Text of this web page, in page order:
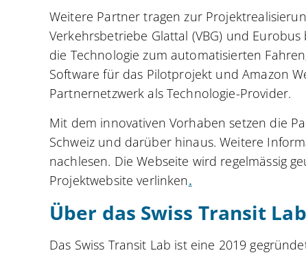
Weitere Partner tragen zur
Verkehrsbetriebe Glattal (VBG) und
die Technologie zum automatisierten
Software für das Pilotprojekt und Amazon
Partnernetzwerk als Technologie-Provider.
Mit dem innovativen Vorhaben setzen die
Schweiz und darüber hinaus. Weitere
nachlesen. Die Webseite wird regelmässig
Projektwebsite verlinken.
Über das Swiss Transit Lab
Das Swiss Transit Lab ist eine 2019